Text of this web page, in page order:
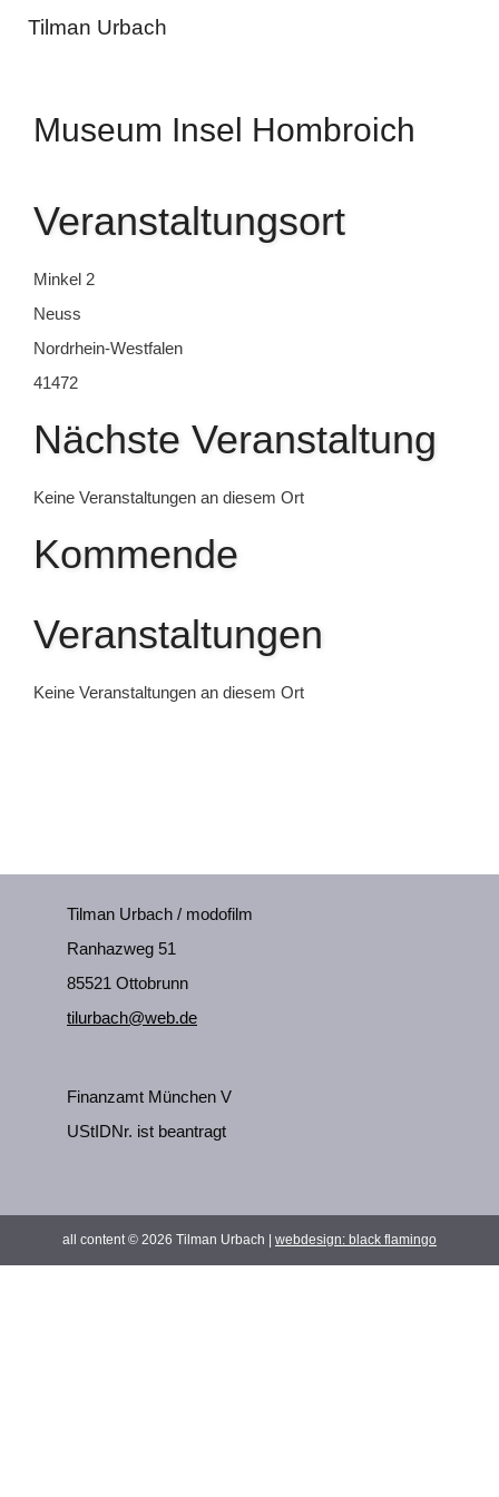
ZumTilman Urbach
Museum Insel Hombroich
Veranstaltungsort
Minkel 2
Neuss
Nordrhein-Westfalen
41472
Nächste Veranstaltung
Keine Veranstaltungen an diesem Ort
Kommende
Veranstaltungen
Keine Veranstaltungen an diesem Ort
Tilman Urbach / modofilm
Ranhazweg 51
85521 Ottobrunn
tilurbach@web.de
Finanzamt München V
UStIDNr. ist beantragt
all content © 2026 Tilman Urbach | webdesign: black flamingo